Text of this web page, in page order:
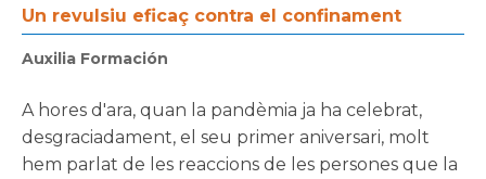
Un revulsiu eficaç contra el confinament
Auxilia Formación
A hores d'ara, quan la pandèmia ja ha celebrat,
desgraciadament, el seu primer aniversari, molt
hem parlat de les reaccions de les persones que la